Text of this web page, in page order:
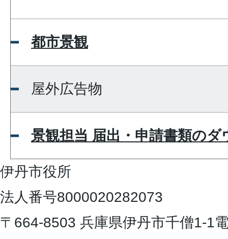
都市景観
屋外広告物
景観担当 届出・申請書類のダ
伊丹市役所
法人番号8000020282073
〒664-8503 兵庫県伊丹市千僧1-1